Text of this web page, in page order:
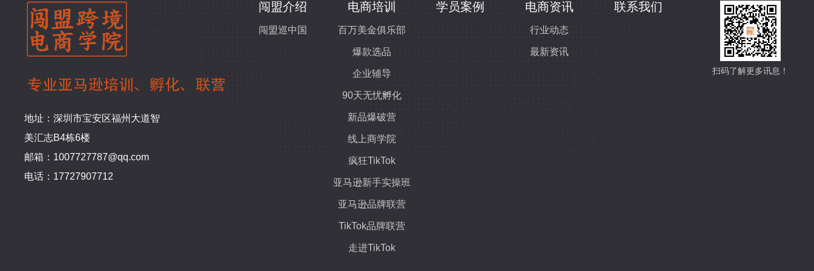
地址：深圳市宝安区福州大道智
美汇志B4栋6楼
邮箱：1007727787@qq.com
电话：17727907712
闯盟介绍
闯盟巡中国
电商培训
百万美金俱乐部
爆款选品
企业辅导
90天无忧孵化
新品爆破营
线上商学院
疯狂TikTok
亚马逊新手实操班
亚马逊品牌联营
TikTok品牌联营
走进TikTok
学员案例 电商资讯
行业动态
最新资讯
联系我们
扫码了解更多讯息！